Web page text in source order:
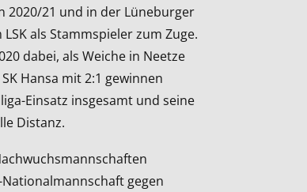
2020/21 und in der Lüneburger
als Stammspieler zum Zuge.
dabei, als Weiche in Neetze
Hansa mit 2:1 gewinnen
Einsatz insgesamt und seine
Distanz.
gegen